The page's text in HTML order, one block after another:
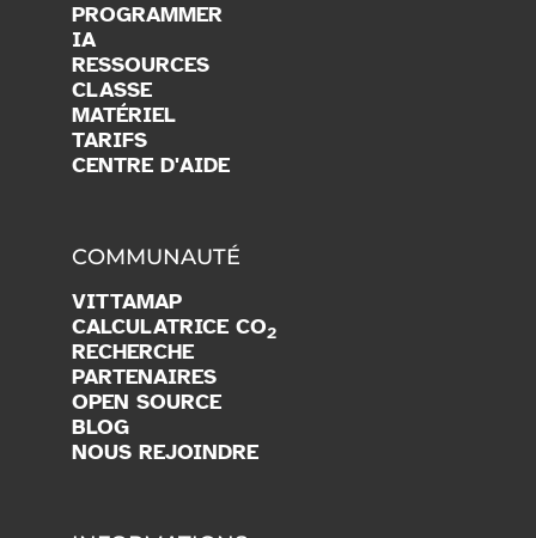
PROGRAMMER
IA
RESSOURCES
CLASSE
MATÉRIEL
TARIFS
CENTRE D'AIDE
COMMUNAUTÉ
VITTAMAP
CALCULATRICE CO2
RECHERCHE
PARTENAIRES
OPEN SOURCE
BLOG
NOUS REJOINDRE